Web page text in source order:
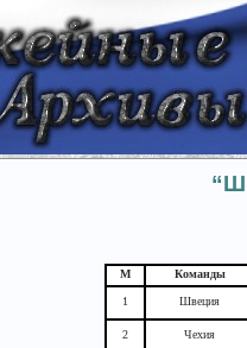
М Команды
1 Швеция
2 Чехия